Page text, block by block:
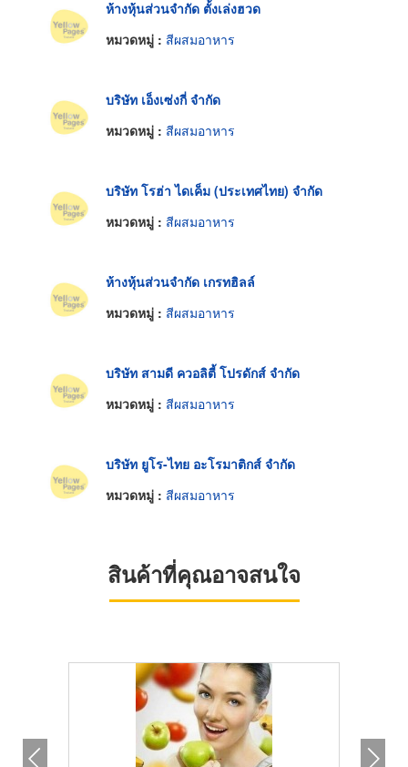
ห้างหุ้นส่วนจำกัด ตั้งเล่งฮวด
หมวดหมู่ : สีผสมอาหาร
บริษัท เอ็งเซ่งกี่ จำกัด
หมวดหมู่ : สีผสมอาหาร
บริษัท โรฮ่า ไดเค็ม (ประเทศไทย) จำกัด
หมวดหมู่ : สีผสมอาหาร
ห้างหุ้นส่วนจำกัด เกรทฮิลล์
หมวดหมู่ : สีผสมอาหาร
บริษัท สามดี ควอลิตี้ โปรดักส์ จำกัด
หมวดหมู่ : สีผสมอาหาร
บริษัท ยูโร-ไทย อะโรมาติกส์ จำกัด
หมวดหมู่ : สีผสมอาหาร
สินค้าที่คุณอาจสนใจ